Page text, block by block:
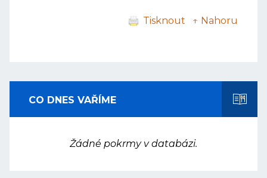
Tisknout ↑ Nahoru
CO DNES VAŘÍME
Žádné pokrmy v databázi.